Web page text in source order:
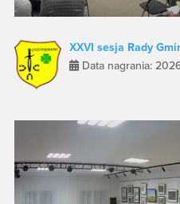
XXVI sesja Rady
Data nagrania: